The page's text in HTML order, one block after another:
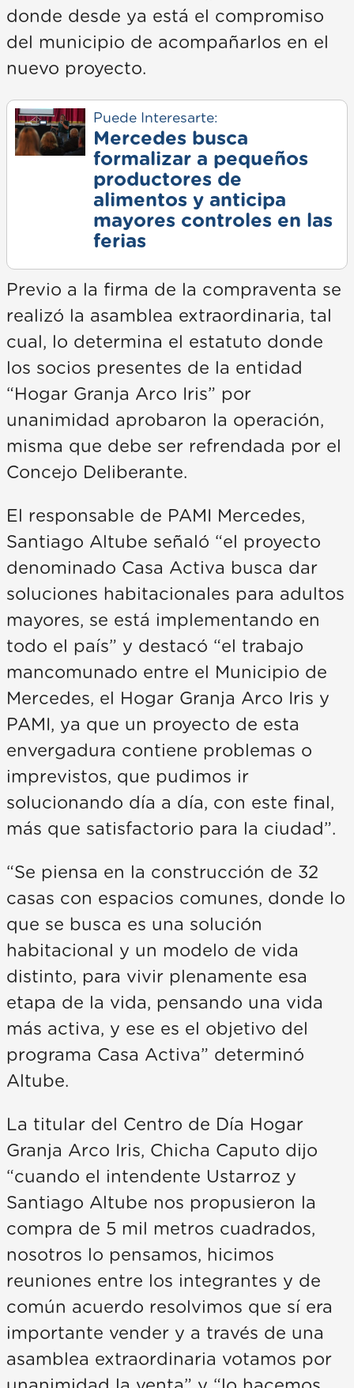
donde desde ya está el compromiso
del municipio de acompañarlos en el
nuevo proyecto.
Puede Interesarte:
Mercedes busca
formalizar a pequeños
productores de
alimentos y anticipa
mayores controles en las
ferias
Previo a la firma de la compraventa se
realizó la asamblea extraordinaria, tal
cual, lo determina el estatuto donde
los socios presentes de la entidad
“Hogar Granja Arco Iris” por
unanimidad aprobaron la operación,
misma que debe ser refrendada por el
Concejo Deliberante.
El responsable de PAMI Mercedes,
Santiago Altube señaló “el proyecto
denominado Casa Activa busca dar
soluciones habitacionales para adultos
mayores, se está implementando en
todo el país” y destacó “el trabajo
mancomunado entre el Municipio de
Mercedes, el Hogar Granja Arco Iris y
PAMI, ya que un proyecto de esta
envergadura contiene problemas o
imprevistos, que pudimos ir
solucionando día a día, con este final,
más que satisfactorio para la ciudad”.
“Se piensa en la construcción de 32
casas con espacios comunes, donde lo
que se busca es una solución
habitacional y un modelo de vida
distinto, para vivir plenamente esa
etapa de la vida, pensando una vida
más activa, y ese es el objetivo del
programa Casa Activa” determinó
Altube.
La titular del Centro de Día Hogar
Granja Arco Iris, Chicha Caputo dijo
“cuando el intendente Ustarroz y
Santiago Altube nos propusieron la
compra de 5 mil metros cuadrados,
nosotros lo pensamos, hicimos
reuniones entre los integrantes y de
común acuerdo resolvimos que sí era
importante vender y a través de una
asamblea extraordinaria votamos por